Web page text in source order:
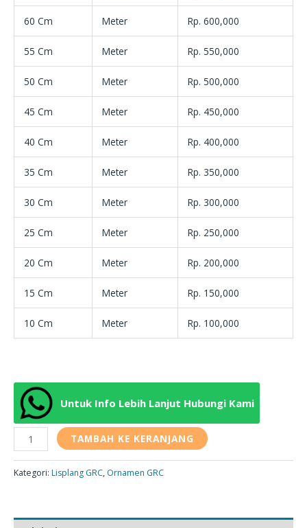
60 Cm Meter Rp. 600,000
55 Cm Meter Rp. 550,000
50 Cm Meter Rp. 500,000
45 Cm Meter Rp. 450,000
40 Cm Meter Rp. 400,000
35 Cm Meter Rp. 350,000
30 Cm Meter Rp. 300,000
25 Cm Meter Rp. 250,000
20 Cm Meter Rp. 200,000
15 Cm Meter Rp. 150,000
10 Cm Meter Rp. 100,000
Untuk Info Lebih Lanjut Hubungi Kami
TAMBAH KE KERANJANG
Kategori: Lisplang GRC, Ornamen GRC